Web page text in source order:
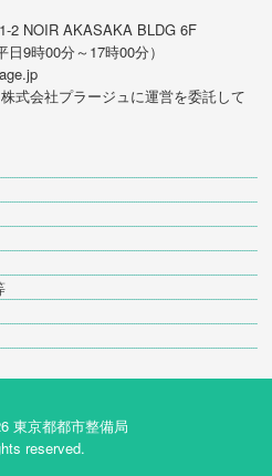
2 NOIR AKASAKA BLDG 6F
9時00分～17時00分）
株式会社プラージュに運営を委託して
東京都都市整備局
reserved.